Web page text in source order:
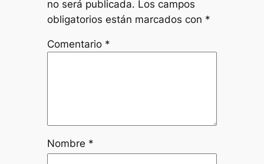
no será publicada. Los campos
obligatorios están marcados con *
Comentario *
Nombre *